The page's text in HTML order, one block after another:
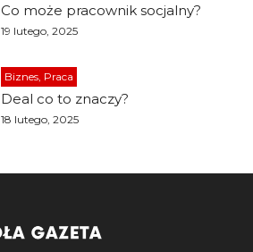
Co może pracownik socjalny?
19 lutego, 2025
Biznes, Praca
Deal co to znaczy?
18 lutego, 2025